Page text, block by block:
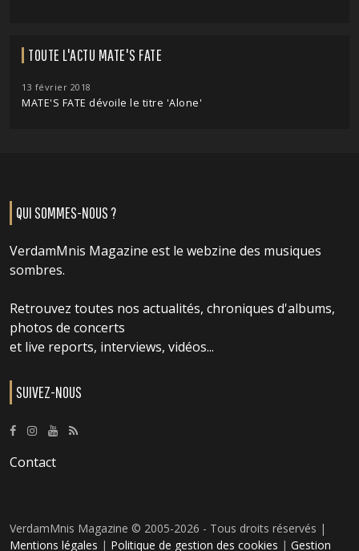
TOUTE L'ACTU MATE'S FATE
13 février 2018
MATE'S FATE dévoile le titre 'Alone'
QUI SOMMES-NOUS ?
VerdamMnis Magazine est le webzine des musiques
sombres.
Retrouvez toutes nos actualités, chroniques d'albums,
photos de concerts
et live reports, interviews, vidéos...
SUIVEZ-NOUS
Contact
VerdamMnis Magazine © 2005-2026 - Tous droits réservés |
Mentions légales | Politique de gestion des cookies | Gestion